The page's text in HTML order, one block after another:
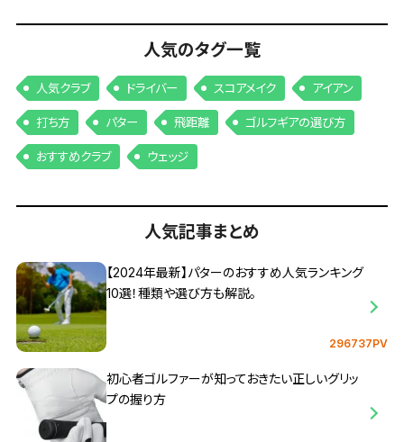
人気のタグ一覧
人気クラブ ドライバー スコアメイク アイアン
打ち方 パター 飛距離 ゴルフギアの選び方
おすすめクラブ ウェッジ
人気記事まとめ
【2024年最新】パターのおすすめ人気ランキング
10選！種類や選び方も解説。
296737PV
初心者ゴルファーが知っておきたい正しいグリッ
プの握り方